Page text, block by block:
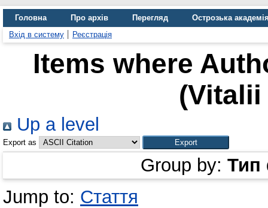
Головна Про архів Перегляд
Острозька
Вхід в систему
Реєстрація
Items where
Up a level
Export as
Group by: Тип
Jump to: Стаття